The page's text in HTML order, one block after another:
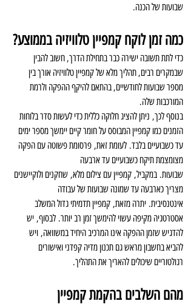
שבועות של הכנה.
כמה זמן לוקח קמפיין טלוויזיה בממוצע?
כדי לתת תשובה ישירה כבר בתחילת הדרך, חשוב להבין
שבמקרים רבים, תהליך מלא של קמפיין טלוויזיה אורך בין
מספר שבועות לחודשיים, בהתאם להיקף ההפקה ולרמת
המורכבות שלה.
בנוסף לכך, ניתן להציג חלוקה כללית כדי לעשות סדר בלוחות
הזמנים כמו קמפיין המבוסס על חומר קיים יימשך מספר ימים
עד כשבועיים בלבד. לעומת זאת, פרסומת פשוטה עם הפקה
מצומצמת תיקח כשבועיים עד ארבעה
שבועות. במקביל, קמפיין עם צילום מלא, שחקנים ולוקיישנים
מצריך כארבעה עד שמונה שבועות של עבודה
אינטנסיבית. יתרה מזאת, קמפיין תדמיתי גדול המשלב
אסטרטגיה מקיפה עשוי להימשך זמן רב יותר. לבסוף, יש
להדגיש שזמן ההפקה אינו המרכיב היחיד במשוואה, ויש
להביא בחשבון מראש גם תכנון מדיה קפדני ואישורים
רגולטוריים שיכולים להאריך את התהליך.
מהם השלבים בהקמת קמפיין